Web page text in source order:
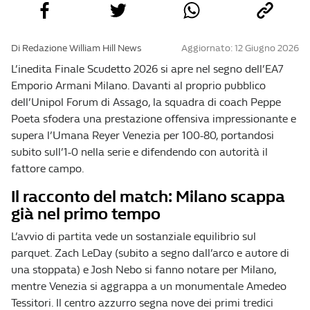
Di Redazione William Hill News Aggiornato: 12 Giugno 2026
L’inedita Finale Scudetto 2026 si apre nel segno dell’EA7
Emporio Armani Milano. Davanti al proprio pubblico
dell’Unipol Forum di Assago, la squadra di coach Peppe
Poeta sfodera una prestazione offensiva impressionante e
supera l’Umana Reyer Venezia per 100-80, portandosi
subito sull’1-0 nella serie e difendendo con autorità il
fattore campo.
Il racconto del match: Milano scappa
già nel primo tempo
L’avvio di partita vede un sostanziale equilibrio sul
parquet. Zach LeDay (subito a segno dall’arco e autore di
una stoppata) e Josh Nebo si fanno notare per Milano,
mentre Venezia si aggrappa a un monumentale Amedeo
Tessitori. Il centro azzurro segna nove dei primi tredici